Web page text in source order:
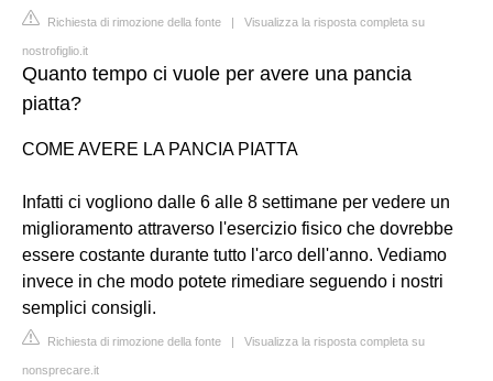
Richiesta di rimozione della fonte | Visualizza la risposta completa su
nostrofiglio.it
Quanto tempo ci vuole per avere una pancia
piatta?
COME AVERE LA PANCIA PIATTA
Infatti ci vogliono dalle 6 alle 8 settimane per vedere un
miglioramento attraverso l'esercizio fisico che dovrebbe
essere costante durante tutto l'arco dell'anno. Vediamo
invece in che modo potete rimediare seguendo i nostri
semplici consigli.
Richiesta di rimozione della fonte | Visualizza la risposta completa su
nonsprecare.it